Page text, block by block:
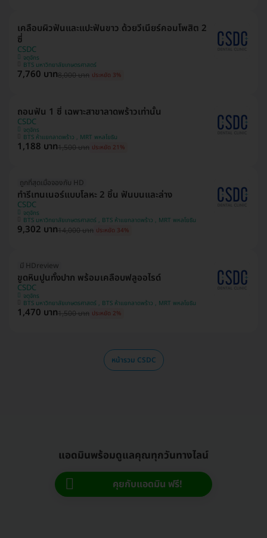
เคลือบผิวฟันและแปะฟันขาว ด้วยวีเนียร์คอมโพสิต 2
ซี่
CSDC
จตุจักร
BTS มหาวิทยาลัยเกษตรศาสตร์
7,760 บาท8,000 บาท ประหยัด 3%
ถอนฟัน 1 ซี่ เฉพาะสาขาลาดพร้าวเท่านั้น
CSDC
จตุจักร
BTS ห้าแยกลาดพร้าว , MRT พหลโยธิน
1,188 บาท1,500 บาท ประหยัด 21%
ถูกที่สุดเมื่อจองกับ HD
ทำรีเทนเนอร์แบบโลหะ 2 ชิ้น ฟันบนและล่าง
CSDC
จตุจักร
BTS มหาวิทยาลัยเกษตรศาสตร์ , BTS ห้าแยกลาดพร้าว , MRT พหลโยธิน
9,302 บาท14,000 บาท ประหยัด 34%
มี HDreview
ขูดหินปูนทั้งปาก พร้อมเคลือบฟลูออไรด์
CSDC
จตุจักร
BTS มหาวิทยาลัยเกษตรศาสตร์ , BTS ห้าแยกลาดพร้าว , MRT พหลโยธิน
1,470 บาท1,500 บาท ประหยัด 2%
หน้ารวม CSDC
แอดมินพร้อมดูแลคุณทุกวันทางไลน์
คุยกับแอดมิน ฟรี!